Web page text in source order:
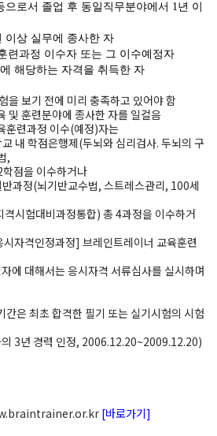
로서 졸업 후 동일직무분야에서 1년 이
상 실무에 종사한 자
련과정 이수자 또는 그 이수예정자
해당하는 자격을 취득한 자
을 보기 전에 미리 충족하고 있어야 함
및 훈련분야에 종사한 자를 일컬음
훈련과정 이수(예정)자는
학점은행제(두뇌와 심리검사. 두뇌의 구
,
을 이수하거나
정(뇌기반교수법, 스트레스관리, 100세
대비과정통합) 총 4과정을 이수하거
격인정과정] 브레인트레이너 교육훈련
대해서는 응시자격 서류심사를 실시하며
최초 합격한 필기 또는 실기시험의 시험
년 경력 인정, 2006.12.20~2009.12.20)
[바로가기]